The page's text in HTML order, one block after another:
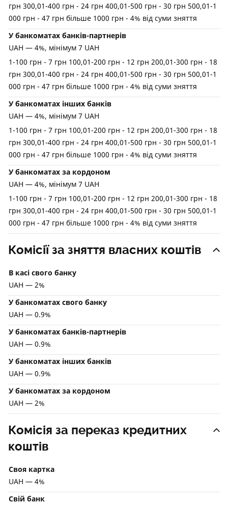
грн 300,01-400 грн - 24 грн 400,01-500 грн - 30 грн 500,01-1
000 грн - 47 грн більше 1000 грн - 4% від суми зняття
У банкоматах банків-партнерів
UAH — 4%, мінімум 7 UAH
1-100 грн - 7 грн 100,01-200 грн - 12 грн 200,01-300 грн - 18
грн 300,01-400 грн - 24 грн 400,01-500 грн - 30 грн 500,01-1
000 грн - 47 грн більше 1000 грн - 4% від суми зняття
У банкоматах інших банків
UAH — 4%, мінімум 7 UAH
1-100 грн - 7 грн 100,01-200 грн - 12 грн 200,01-300 грн - 18
грн 300,01-400 грн - 24 грн 400,01-500 грн - 30 грн 500,01-1
000 грн - 47 грн більше 1000 грн - 4% від суми зняття
У банкоматах за кордоном
UAH — 4%, мінімум 7 UAH
1-100 грн - 7 грн 100,01-200 грн - 12 грн 200,01-300 грн - 18
грн 300,01-400 грн - 24 грн 400,01-500 грн - 30 грн 500,01-1
000 грн - 47 грн більше 1000 грн - 4% від суми зняття
Комісії за зняття власних коштів
В касі свого банку
UAH — 2%
У банкоматах свого банку
UAH — 0.9%
У банкоматах банків-партнерів
UAH — 0.9%
У банкоматах інших банків
UAH — 0.9%
У банкоматах за кордоном
UAH — 2%
Комісія за переказ кредитних
коштів
Своя картка
UAH — 4%
Свій банк